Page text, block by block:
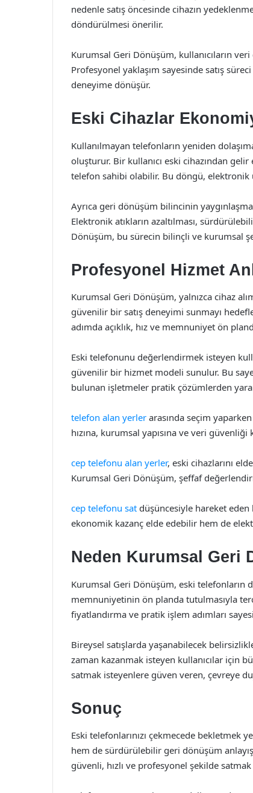
nedenle satış öncesinde cihazın
döndürülmesi önerilir.
Kurumsal Geri Dönüşüm, kullanıcıların
Profesyonel yaklaşım sayesinde satış
deneyime dönüşür.
Eski Cihazlar
Kullanılmayan telefonların yeniden
oluşturur. Bir kullanıcı eski cihazından
telefon sahibi olabilir. Bu döngü, elektronik
Ayrıca geri dönüşüm bilincinin
Elektronik atıkların azaltılması,
Dönüşüm, bu sürecin bilinçli ve kurumsal
Profesyonel Hizmet
Kurumsal Geri Dönüşüm, yalnızca cihaz
güvenilir bir satış deneyimi sunmayı
adımda açıklık, hız ve memnuniyet ön
Eski telefonunu değerlendirmek isteyen
güvenilir bir hizmet modeli sunulur. Bu
bulunan işletmeler pratik çözümlerden
telefon alan yerler arasında seçim
hızına, kurumsal yapısına ve veri
cep telefonu alan yerler, eski cihazlarını
Kurumsal Geri Dönüşüm, şeffaf
cep telefonu sat düşüncesiyle hareket eden
ekonomik kazanç elde edebilir hem de
Neden Kurumsal Geri
Kurumsal Geri Dönüşüm, eski telefonların
memnuniyetinin ön planda tutulmasıyla
fiyatlandırma ve pratik işlem adımları
Bireysel satışlarda yaşanabilecek
zaman kazanmak isteyen kullanıcılar için
satmak isteyenlere güven veren, çevreye
Sonuç
Eski telefonlarınızı çekmecede bekletmek
hem de sürdürülebilir geri dönüşüm
güvenli, hızlı ve profesyonel şekilde